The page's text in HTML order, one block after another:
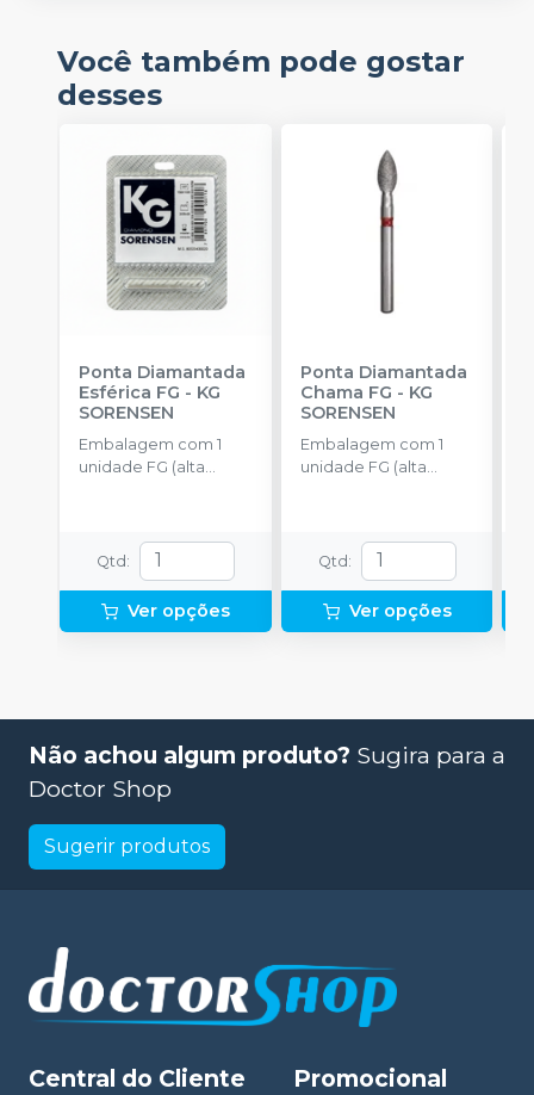
Você também pode gostar
desses
Ponta Diamantada
Esférica FG - KG
SORENSEN
Embalagem com 1
unidade FG (alta
Qtd :
Ver opções
Ponta Diamantada
Chama FG - KG
SORENSEN
Embalagem com 1
unidade FG (alta
Qtd :
Ver opções
Não achou algum produto? Sugira para a
Doctor Shop
Sugerir produtos
Central do Cliente Promocional